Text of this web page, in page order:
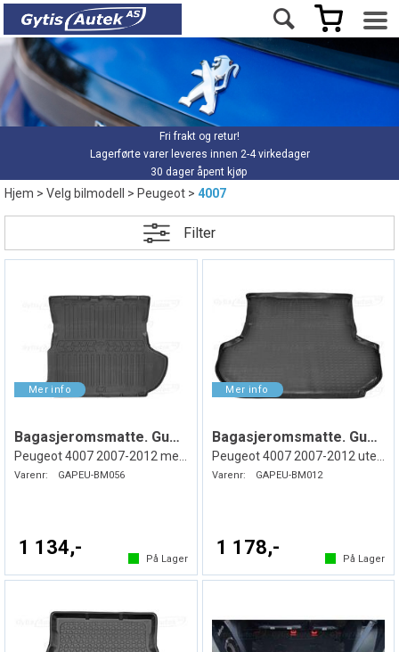
Fri frakt og retur!
Lagerførte varer leveres innen 2-4 virkedager
30 dager åpent kjøp
Hjem>Velg bilmodell >Peugeot>4007
Filter
Bagasjeromsmatte. Gummi
Varenr: GAPEU-BM056
1 134,-
På Lager
Bagasjeromsmatte. Gummi
Varenr: GAPEU-BM012
1 178,-
På Lager